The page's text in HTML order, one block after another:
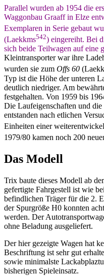
Parallel wurden ab 1954 die
Waggonbau Graaff in Elze
Exemplaren in Serie gebaut
(Laekkms542) eingereiht. Bei
sich beide Teilwagen auf eine
Kleintransporter war ihre
wurden sie zum Offs 60
Typ ist die Höhe der unteren
deutlich niedriger. Am
festgehalten. Von 1959 bis
Die Laufeigenschaften und
entstanden nach etlichen
Einheiten einer
1979/80 kamen noch 200
Das Modell
Trix baute dieses Modell ab
gefertigte Fahrgestell ist wie
befindlichen Träger für die 2.
der Spurgröße H0 konnten
werden. Der
ohne Beladung ausgeliefert.
Der hier gezeigte Wagen hat
Beschriftung ist sehr gut
sowie minimalste
bisherigen Spieleinsatz.